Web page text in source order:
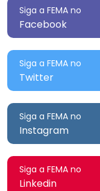
Siga a FEMA no
Facebook
Siga a FEMA no
Twitter
Siga a FEMA no
Instagram
Siga a FEMA no
Linkedin